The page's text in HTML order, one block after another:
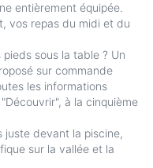
entièrement équipée.
vos repas du midi et du
sous la table ? Un
sur commande
les informations
à la cinquième
juste devant la piscine,
sur la vallée et la